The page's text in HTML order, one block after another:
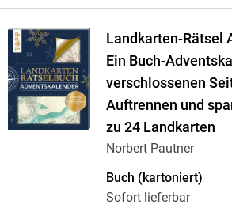
Landkarten-Rätsel
Ein Buch-
verschlossenen
Auftrennen und
zu 24 Landkarten
Norbert Pautner
Buch (kartoniert)
Sofort lieferbar